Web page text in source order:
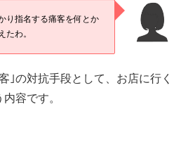
り指名する痛客を何とか
たわ。
｣の対抗手段として、お店に行く
容です。